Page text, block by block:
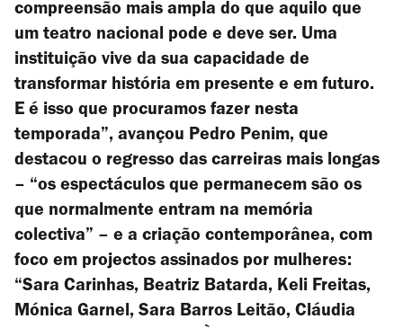
compreensão mais ampla do que aquilo que
um teatro nacional pode e deve ser. Uma
instituição vive da sua capacidade de
transformar história em presente e em futuro.
E é isso que procuramos fazer nesta
temporada”, avançou Pedro Penim, que
destacou o regresso das carreiras mais longas
– “os espectáculos que permanecem são os
que normalmente entram na memória
colectiva” – e a criação contemporânea, com
foco em projectos assinados por mulheres:
“Sara Carinhas, Beatriz Batarda, Keli Freitas,
Mónica Garnel, Sara Barros Leitão, Cláudia